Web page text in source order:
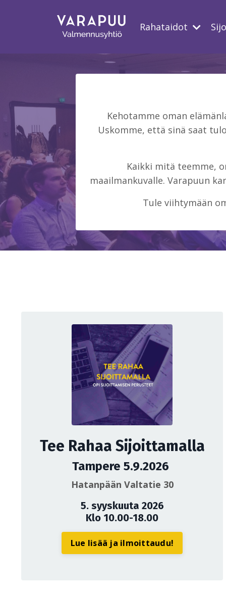
Rahataidot
Kehotamme oman
Uskomme, että sinä saat
Kaikki mitä teemme,
maailmankuvalle. Varapuun
Tule viihtymään
Tee Rahaa Sijoittamalla
Tampere 5.9.2026
Hatanpään Valtatie 30
5. syyskuuta 2026
Klo 10.00-18.00
Lue lisää ja ilmoittaudu!